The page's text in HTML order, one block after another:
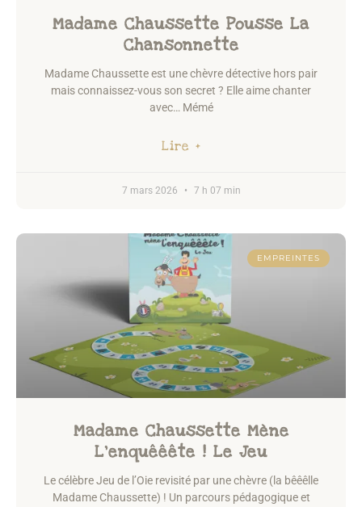
Madame Chaussette Pousse La
Chansonnette
Madame Chaussette est une chèvre détective hors pair
mais connaissez-vous son secret ? Elle aime chanter
avec… Mémé
Lire +
7 mars 2026 7 h 07 min
EMPREINTES
Madame Chaussette Mène
L’enquêêête ! Le Jeu
Le célèbre Jeu de l’Oie revisité par une chèvre (la bêêêlle
Madame Chaussette) ! Un parcours pédagogique et